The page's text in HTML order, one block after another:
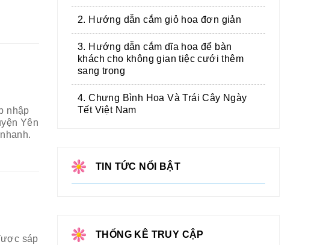
nhập
Yên
sáp
2. Hướng dẫn cắm giỏ hoa đơn giản
3. Hướng dẫn cắm dĩa hoa để bàn
khách cho không gian tiệc cưới thêm
sang trọng
4. Chưng Bình Hoa Và Trái Cây Ngày
Tết Việt Nam
TIN TỨC NỔI BẬT
THỐNG KÊ TRUY CẬP